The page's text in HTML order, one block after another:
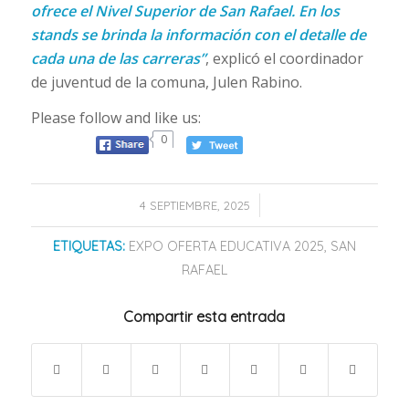
ofrece el Nivel Superior de San Rafael. En los
stands se brinda la información con el detalle de
cada una de las carreras”, explicó el coordinador
de juventud de la comuna, Julen Rabino.
Please follow and like us:
0
4 SEPTIEMBRE, 2025
/
ETIQUETAS: EXPO OFERTA EDUCATIVA 2025, SAN
RAFAEL
Compartir esta entrada